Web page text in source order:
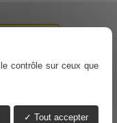
contrôle sur ceux que
Tout accepter